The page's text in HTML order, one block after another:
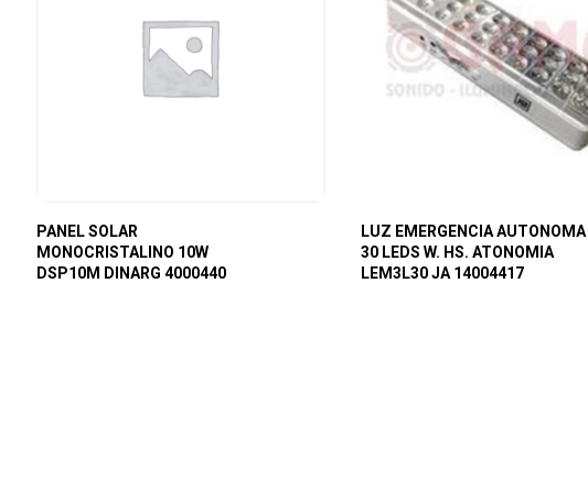
PANEL SOLAR
MONOCRISTALINO 10W
DSP10M DINARG 4000440
LUZ EMERGENCIA AUTONOMA
30 LEDS W. HS. ATONOMIA
LEM3L30 JA 14004417